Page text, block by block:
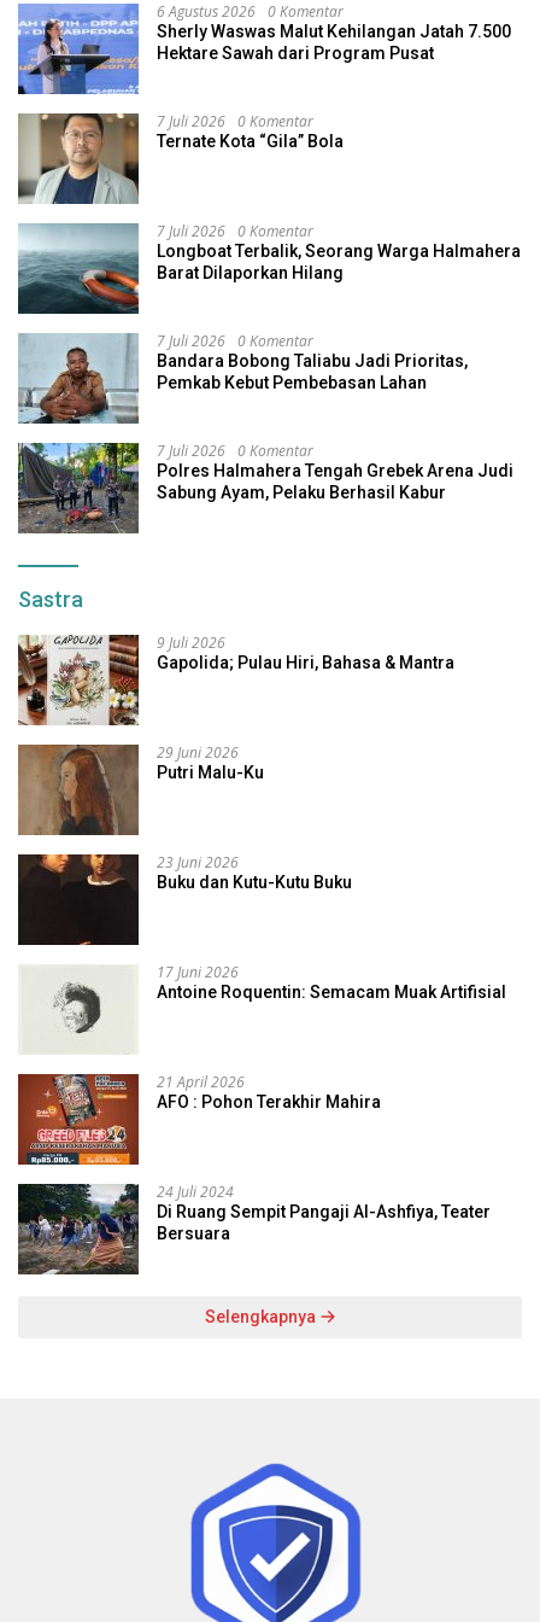
6 Agustus 2026 0 Komentar
Sherly Waswas Malut Kehilangan Jatah 7.500
Hektare Sawah dari Program Pusat
7 Juli 2026 0 Komentar
Ternate Kota “Gila” Bola
7 Juli 2026 0 Komentar
Longboat Terbalik, Seorang Warga Halmahera
Barat Dilaporkan Hilang
7 Juli 2026 0 Komentar
Bandara Bobong Taliabu Jadi Prioritas,
Pemkab Kebut Pembebasan Lahan
7 Juli 2026 0 Komentar
Polres Halmahera Tengah Grebek Arena Judi
Sabung Ayam, Pelaku Berhasil Kabur
Sastra
9 Juli 2026
Gapolida; Pulau Hiri, Bahasa & Mantra
29 Juni 2026
Putri Malu-Ku
23 Juni 2026
Buku dan Kutu-Kutu Buku
17 Juni 2026
Antoine Roquentin: Semacam Muak Artifisial
21 April 2026
AFO : Pohon Terakhir Mahira
24 Juli 2024
Di Ruang Sempit Pangaji Al-Ashfiya, Teater
Bersuara
Selengkapnya